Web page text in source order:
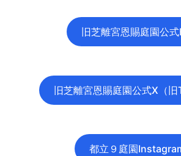
旧芝離宮恩賜庭園公
旧芝離宮恩賜庭園公式X（旧
都立９庭園